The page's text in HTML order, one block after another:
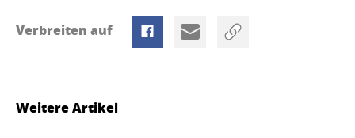
Verbreiten auf
Weitere Artikel